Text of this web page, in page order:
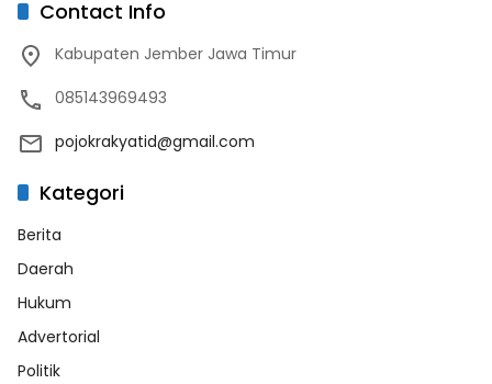
Contact Info
Kabupaten Jember Jawa Timur
085143969493
pojokrakyatid@gmail.com
Kategori
Berita
Daerah
Hukum
Advertorial
Politik